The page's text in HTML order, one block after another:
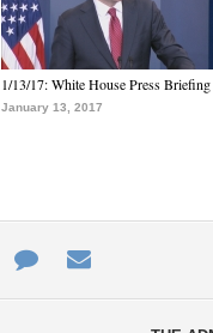
1/13/17: White House Press Briefing
January 13, 2017